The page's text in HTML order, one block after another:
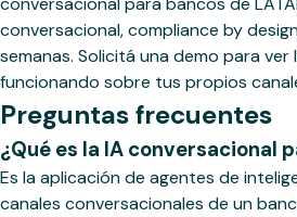
conversacional, compliance by
semanas. Solicitá una demo para
funcionando sobre tus propios
Preguntas frecuentes
¿Qué es la IA conversacional
Es la aplicación de agentes de
canales conversacionales de un